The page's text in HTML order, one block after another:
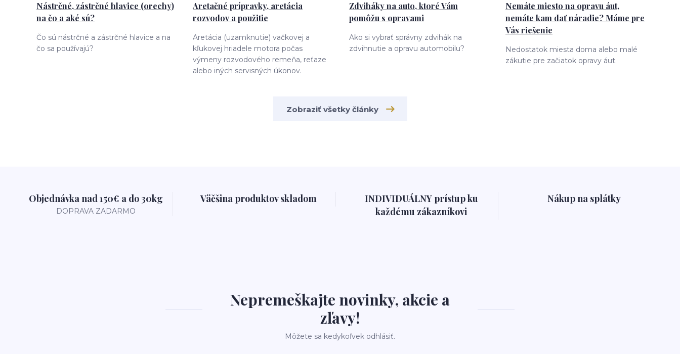
Nástrčné, zástrčné hlavice (orechy)
na čo a aké sú?
Čo sú nástrčné a zástrčné hlavice a na
čo sa používajú?
Aretačné prípravky, aretácia
rozvodov a použitie
Aretácia (uzamknutie) vačkovej a
kľukovej hriadele motora počas
výmeny rozvodového remeňa, reťaze
alebo iných servisných úkonov.
Zdviháky na auto, ktoré Vám
pomôžu s opravami
Ako si vybrať správny zdvihák na
zdvihnutie a opravu automobilu?
Nemáte miesto na opravu áut,
nemáte kam dať náradie? Máme pre
Vás riešenie
Nedostatok miesta doma alebo malé
zákutie pre začiatok opravy áut.
Zobraziť všetky články
Objednávka nad 150€ a do 30kg
DOPRAVA ZADARMO
Väčšina produktov skladom
INDIVIDUÁLNY prístup ku
každému zákazníkovi
Nákup na splátky
Nepremeškajte novinky, akcie a
zľavy!
Môžete sa kedykoľvek odhlásiť.